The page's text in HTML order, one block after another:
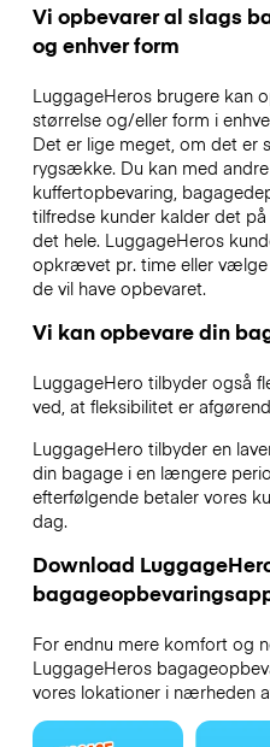
Vi opbevarer al slags
og enhver form
LuggageHeros brugere kan
størrelse og/eller form i
Det er lige meget, om det er
rygsække. Du kan med
kuffertopbevaring,
tilfredse kunder kalder det
det hele. LuggageHeros
opkrævet pr. time eller vælge
de vil have opbevaret.
Vi kan opbevare din
LuggageHero tilbyder også
ved, at fleksibilitet er
LuggageHero tilbyder en
din bagage i en længere
efterfølgende betaler vores
dag.
Download
For endnu mere komfort og
LuggageHeros
vores lokationer i nærheden